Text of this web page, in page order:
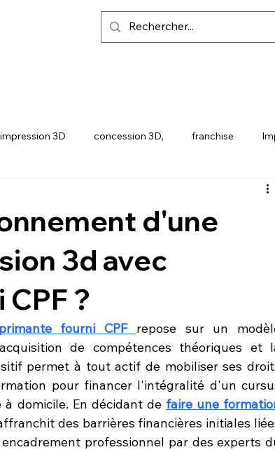
3D concession 3D, franchise
d'une
3d avec
?
fourni CPF
repose sur un
de compétences théoriques et
permet à tout actif de mobiliser ses
pour financer l'intégralité d'un
domicile. En décidant de faire une
des barrières financières initiales
professionnel par des experts